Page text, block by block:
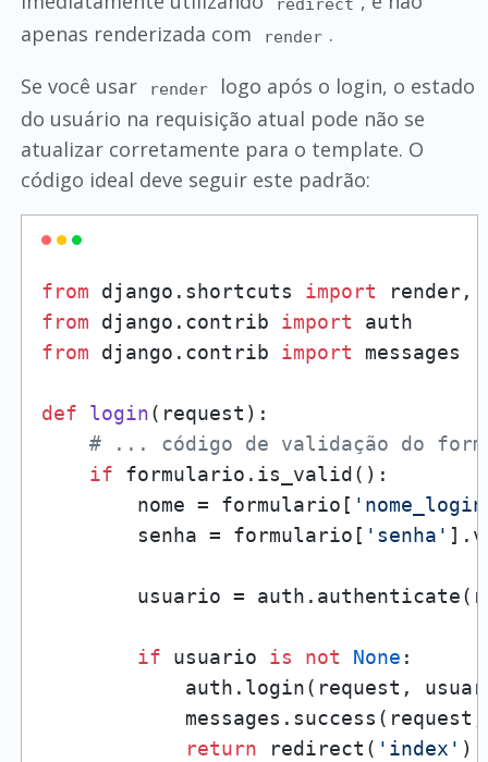
apenas renderizada com
render .
Se você usar
render
logo após o login, o estado
do usuário na requisição atual pode não se
atualizar corretamente para o template. O
código ideal deve seguir este padrão:
from django.shortcuts import
from django.contrib import
from django.contrib import messages
def login( request ):
# ... código de validação do
if formulario.is_valid():
        nome = formulario[
        senha = formulario[
'senha'
usuario =
if usuario is not None :
auth.login(request,
return redirect( 'index' )